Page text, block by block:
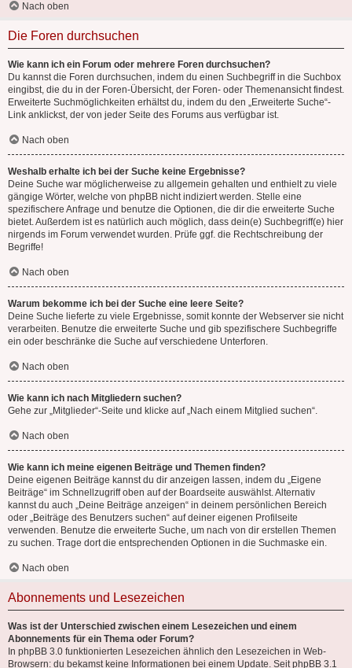
Nach oben
Die Foren durchsuchen
Wie kann ich ein Forum oder mehrere Foren durchsuchen?
Du kannst die Foren durchsuchen, indem du einen Suchbegriff in die Suchbox
eingibst, die du in der Foren-Übersicht, der Foren- oder Themenansicht findest.
Erweiterte Suchmöglichkeiten erhältst du, indem du den „Erweiterte Suche“-
Link anklickst, der von jeder Seite des Forums aus verfügbar ist.
Nach oben
Weshalb erhalte ich bei der Suche keine Ergebnisse?
Deine Suche war möglicherweise zu allgemein gehalten und enthielt zu viele
gängige Wörter, welche von phpBB nicht indiziert werden. Stelle eine
spezifischere Anfrage und benutze die Optionen, die dir die erweiterte Suche
bietet. Außerdem ist es natürlich auch möglich, dass dein(e) Suchbegriff(e) hier
nirgends im Forum verwendet wurden. Prüfe ggf. die Rechtschreibung der
Begriffe!
Nach oben
Warum bekomme ich bei der Suche eine leere Seite?
Deine Suche lieferte zu viele Ergebnisse, somit konnte der Webserver sie nicht
verarbeiten. Benutze die erweiterte Suche und gib spezifischere Suchbegriffe
ein oder beschränke die Suche auf verschiedene Unterforen.
Nach oben
Wie kann ich nach Mitgliedern suchen?
Gehe zur „Mitglieder“-Seite und klicke auf „Nach einem Mitglied suchen“.
Nach oben
Wie kann ich meine eigenen Beiträge und Themen finden?
Deine eigenen Beiträge kannst du dir anzeigen lassen, indem du „Eigene
Beiträge“ im Schnellzugriff oben auf der Boardseite auswählst. Alternativ
kannst du auch „Deine Beiträge anzeigen“ in deinem persönlichen Bereich
oder „Beiträge des Benutzers suchen“ auf deiner eigenen Profilseite
verwenden. Benutze die erweiterte Suche, um nach von dir erstellen Themen
zu suchen. Trage dort die entsprechenden Optionen in die Suchmaske ein.
Nach oben
Abonnements und Lesezeichen
Was ist der Unterschied zwischen einem Lesezeichen und einem
Abonnements für ein Thema oder Forum?
In phpBB 3.0 funktionierten Lesezeichen ähnlich den Lesezeichen in Web-
Browsern: du bekamst keine Informationen bei einem Update. Seit phpBB 3.1